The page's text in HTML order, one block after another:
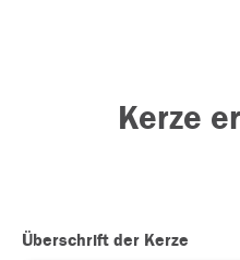
Kerze
Überschrift der Kerze